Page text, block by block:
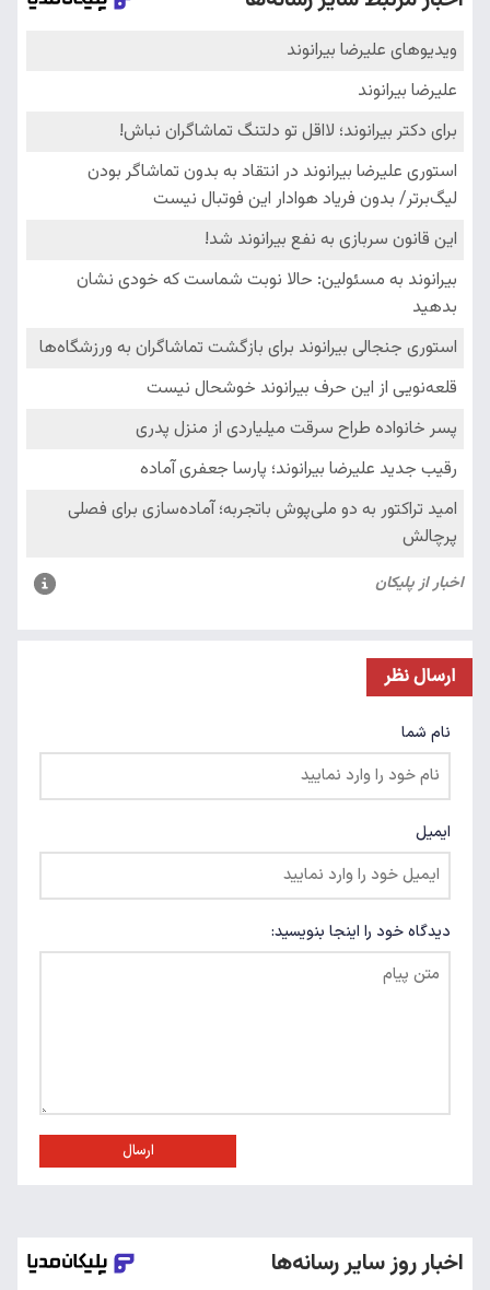
ارسال نظر
نام شما
ایمیل
دیدگاه خود را اینجا بنویسید:
ارسال